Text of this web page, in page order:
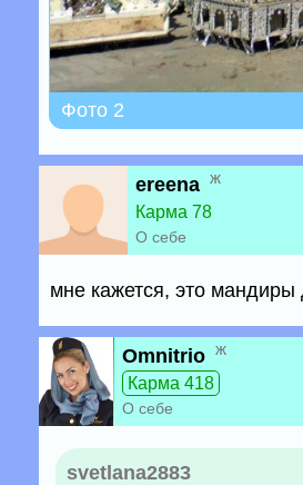
Фото 2
ereena ж
Карма 78
О себе
мне кажется, это
Omnitrio ж
Карма 418
О себе
svetlana2883